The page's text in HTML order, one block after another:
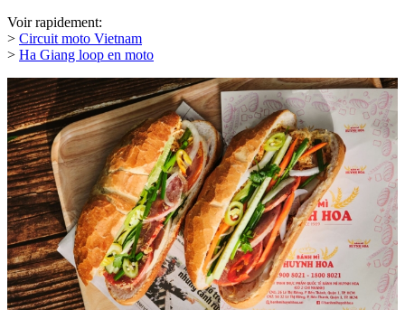
Voir rapidement:
> Circuit moto Vietnam
> Ha Giang loop en moto